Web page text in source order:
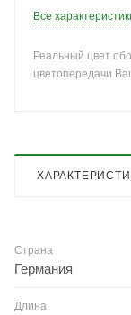
Все
Реальный цвет
цветопередачи
Страна
Германия
Длина